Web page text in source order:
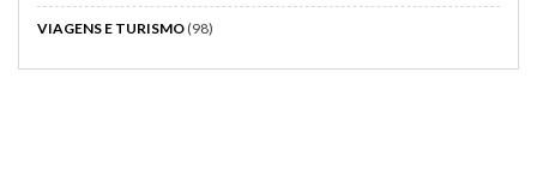
VIAGENS E TURISMO(98)